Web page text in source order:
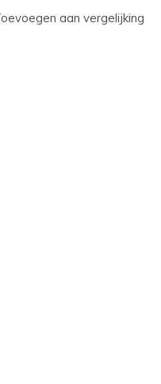
aan vergelijking